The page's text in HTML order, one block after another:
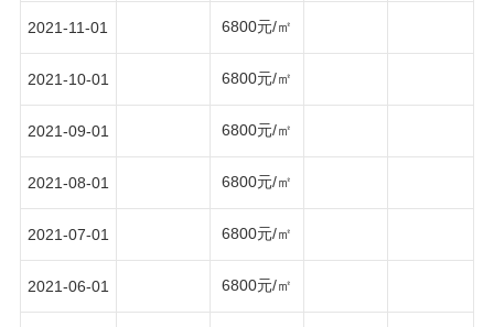
2021-11-01 6800元/㎡
2021-10-01 6800元/㎡
2021-09-01 6800元/㎡
2021-08-01 6800元/㎡
2021-07-01 6800元/㎡
2021-06-01 6800元/㎡